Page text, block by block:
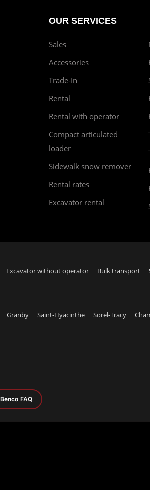
OUR SERVICES
Sales
Accessories
Trade-In
Rental
Rental with operator
Compact articulated
loader
Sidewalk snow remover
Rental rates
Excavator rental
Excavator without operator Bulk transport
Granby Saint-Hyacinthe Sorel-Tracy
Benco FAQ